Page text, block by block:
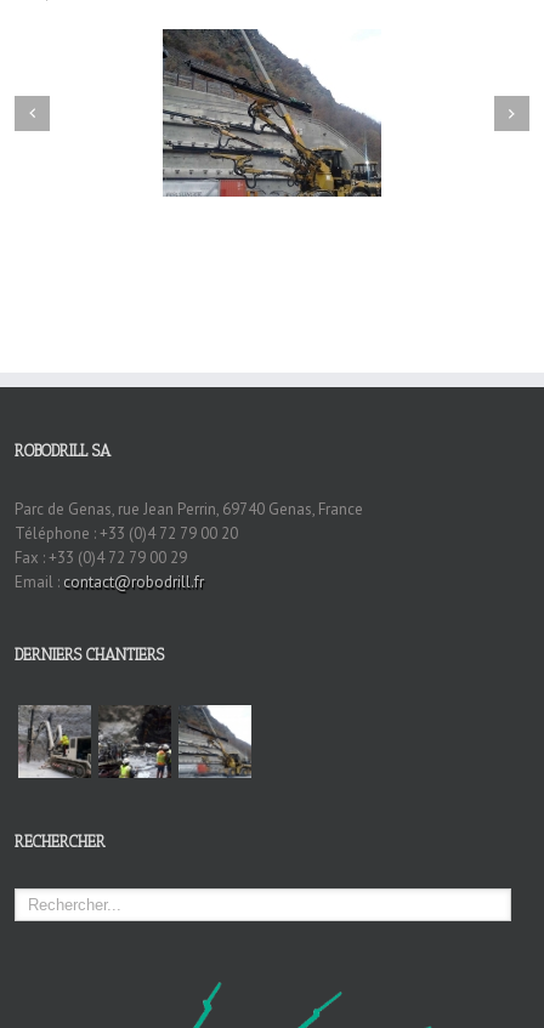
Tunnel autoroutier du Brener
Next
ROBODRILL SA
Parc de Genas, rue Jean Perrin, 69740 Genas, France
Téléphone : +33 (0)4 72 79 00 20
Fax : +33 (0)4 72 79 00 29
Email : contact@robodrill.fr
DERNIERS CHANTIERS
RECHERCHER